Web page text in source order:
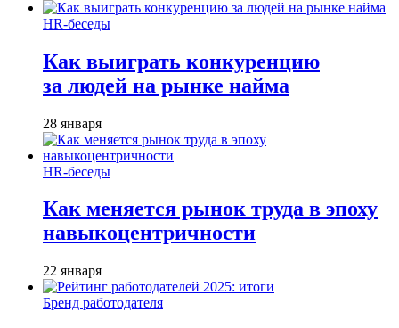
HR-беседы
Как выиграть конкуренцию
за людей на рынке найма
28 января
HR-беседы
Как меняется рынок труда в эпоху
навыкоцентричности
22 января
Бренд работодателя